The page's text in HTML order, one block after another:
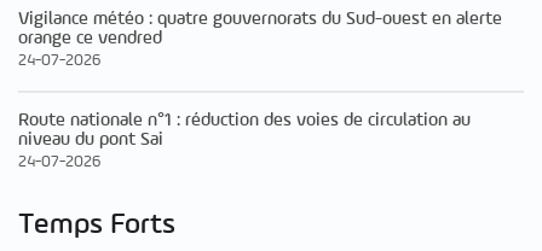
Vigilance météo : quatre gouvernorats du Sud-ouest en alerte
orange ce vendred
24-07-2026
Route nationale n°1 : réduction des voies de circulation au
niveau du pont Sai
24-07-2026
Temps Forts